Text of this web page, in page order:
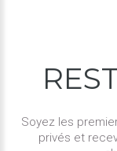
Soyez les
privés et